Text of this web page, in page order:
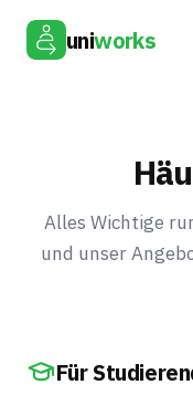
uniworks
Alles Wichtige
und unser
Für